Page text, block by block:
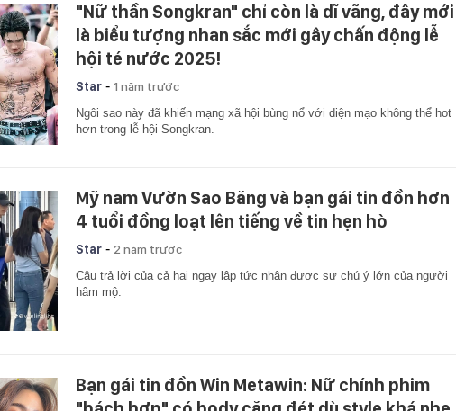
"Nữ thần Songkran" chỉ còn là dĩ vãng, đây mới
là biểu tượng nhan sắc mới gây chấn động lễ
hội té nước 2025!
Star - 1 năm trước
Ngôi sao này đã khiến mạng xã hội bùng nổ với diện mạo không thể hot
hơn trong lễ hội Songkran.
Mỹ nam Vườn Sao Băng và bạn gái tin đồn hơn
4 tuổi đồng loạt lên tiếng về tin hẹn hò
Star - 2 năm trước
Câu trả lời của cả hai ngay lập tức nhận được sự chú ý lớn của người
hâm mộ.
Bạn gái tin đồn Win Metawin: Nữ chính phim